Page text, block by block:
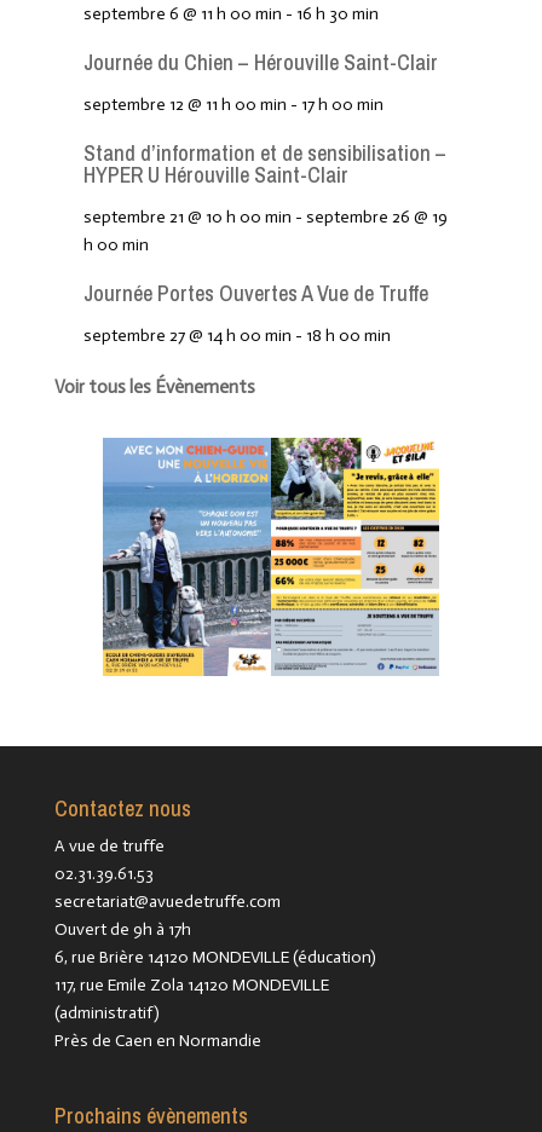
septembre 6 @ 11 h 00 min - 16 h 30 min
Journée du Chien – Hérouville Saint-Clair
septembre 12 @ 11 h 00 min - 17 h 00 min
Stand d’information et de sensibilisation –
HYPER U Hérouville Saint-Clair
septembre 21 @ 10 h 00 min - septembre 26 @ 19
h 00 min
Journée Portes Ouvertes A Vue de Truffe
septembre 27 @ 14 h 00 min - 18 h 00 min
Voir tous les Évènements
Contactez nous
A vue de truffe
02.31.39.61.53
secretariat@avuedetruffe.com
Ouvert de 9h à 17h
6, rue Brière 14120 MONDEVILLE (éducation)
117, rue Emile Zola 14120 MONDEVILLE
(administratif)
Près de Caen en Normandie
Prochains évènements